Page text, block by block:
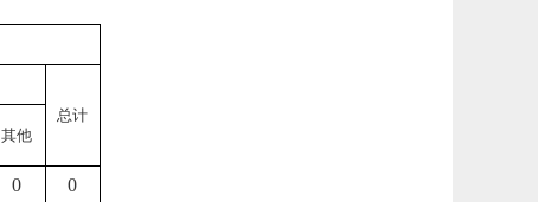
总计
其他
0 0